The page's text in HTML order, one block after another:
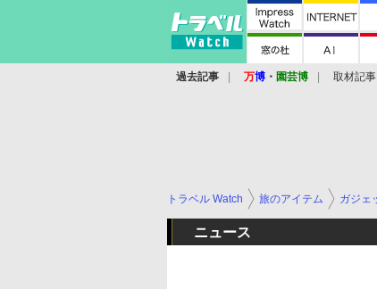
過去記事 万博 ・ 園芸博 取材記事
トラベル Watch 旅のアイテム ガジェ
ニュース